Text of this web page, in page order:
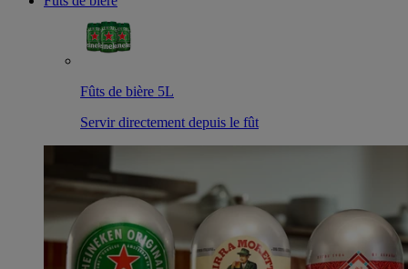
Fûts de bière 5L
Servir directement depuis le fût